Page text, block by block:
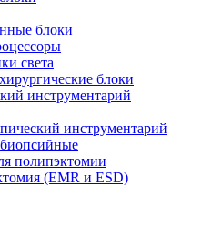
блоки
света
блоки
инструментарий
инструментарий
полипэктомии
(EMR и ESD)